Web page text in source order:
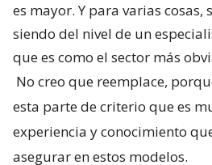
es mayor. Y para varias cosas,
siendo del nivel de un
que es como el sector más
No creo que reemplace,
esta parte de criterio que es
experiencia y conocimiento
asegurar en estos modelos.